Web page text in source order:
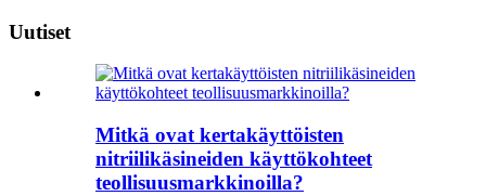
Uutiset
Mitkä ovat kertakäyttöisten
nitriilikäsineiden käyttökohteet
teollisuusmarkkinoilla?